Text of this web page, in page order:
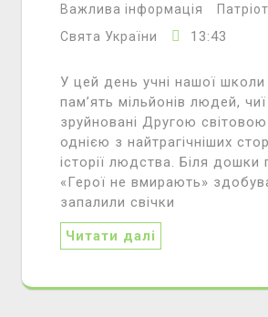
Важлива інформація
Свята України
13:43
У цей день учні нашої
пам’ять мільйонів людей,
зруйновані Другою
однією з найтрагічніших
історії людства. Біля дошки
«Герої не вмирають»
запалили свічки
Читати далі